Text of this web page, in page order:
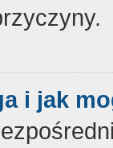
i jak